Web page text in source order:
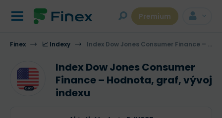
Premium
Finex 📈 Indexy Index Dow Jones Consumer Finance – Hodnota, graf, vývoj indexu
Index Dow Jones Consumer
Finance – Hodnota, graf, vývoj
indexu